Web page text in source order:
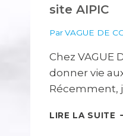
site AIPIC
ParVAGUE DE
Chez VAGUE
donner vie
Récemment,
LIRE LA SUITE